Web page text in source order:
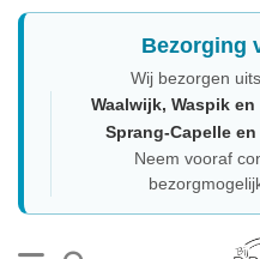
Bezorging
Wij bezorgen
Waalwijk, Waspik
Sprang-Capelle
Neem vooraf